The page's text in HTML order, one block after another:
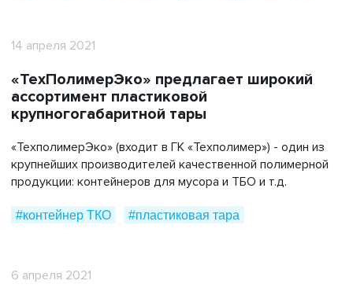
14 апреля 2021
«ТехПолимерЭко» предлагает широкий
ассортимент пластиковой
крупногогабаритной тары
«ТехполимерЭко» (входит в ГК «Техполимер») - один из
крупнейших производителей качественной полимерной
продукции: контейнеров для мусора и ТБО и т.д.
#контейнер ТКО #пластиковая тара
6 апреля 2021